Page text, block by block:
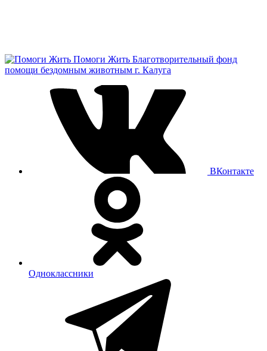
Помоги Жить Благотворительный фонд
помощи бездомным животным г. Калуга
ВКонтакте
Одноклассники